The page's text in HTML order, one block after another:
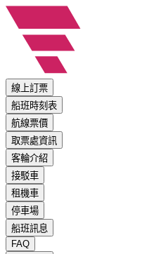
線上訂票
船班時刻表
航線票價
取票處資訊
客輪介紹
接駁車
租機車
停車場
船班訊息
FAQ